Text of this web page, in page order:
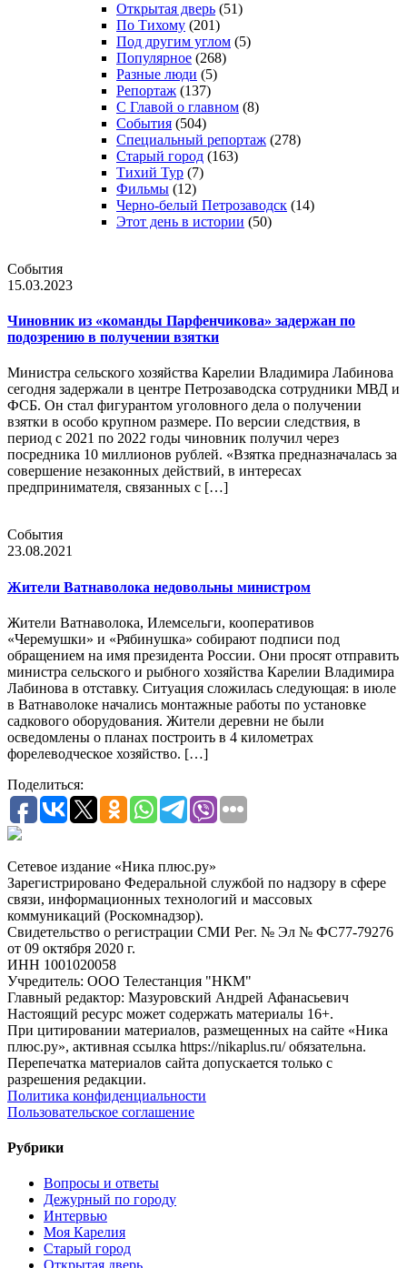
Открытая дверь (51)
По Тихому (201)
Под другим углом (5)
Популярное (268)
Разные люди (5)
Репортаж (137)
С Главой о главном (8)
События (504)
Специальный репортаж (278)
Старый город (163)
Тихий Тур (7)
Фильмы (12)
Черно-белый Петрозаводск (14)
Этот день в истории (50)
События
15.03.2023
Чиновник из «команды Парфенчикова» задержан по
подозрению в получении взятки
Министра сельского хозяйства Карелии Владимира Лабинова
сегодня задержали в центре Петрозаводска сотрудники МВД и
ФСБ. Он стал фигурантом уголовного дела о получении
взятки в особо крупном размере. По версии следствия, в
период с 2021 по 2022 годы чиновник получил через
посредника 10 миллионов рублей. «Взятка предназначалась за
совершение незаконных действий, в интересах
предпринимателя, связанных с […]
События
23.08.2021
Жители Ватнаволока недовольны министром
Жители Ватнаволока, Илемсельги, кооперативов
«Черемушки» и «Рябинушка» собирают подписи под
обращением на имя президента России. Они просят отправить
министра сельского и рыбного хозяйства Карелии Владимира
Лабинова в отставку. Ситуация сложилась следующая: в июле
в Ватнаволоке начались монтажные работы по установке
садкового оборудования. Жители деревни не были
осведомлены о планах построить в 4 километрах
форелеводческое хозяйство. […]
Поделиться:
Сетевое издание «Ника плюс.ру»
Зарегистрировано Федеральной службой по надзору в сфере
связи, информационных технологий и массовых
коммуникаций (Роскомнадзор).
Свидетельство о регистрации СМИ Рег. № Эл № ФС77-79276
от 09 октября 2020 г.
ИНН 1001020058
Учредитель: ООО Телестанция "НКМ"
Главный редактор: Мазуровский Андрей Афанасьевич
Настоящий ресурс может содержать материалы 16+.
При цитировании материалов, размещенных на сайте «Ника
плюс.ру», активная ссылка https://nikaplus.ru/ обязательна.
Перепечатка материалов сайта допускается только с
разрешения редакции.
Политика конфиденциальности
Пользовательское соглашение
Рубрики
Вопросы и ответы
Дежурный по городу
Интервью
Моя Карелия
Старый город